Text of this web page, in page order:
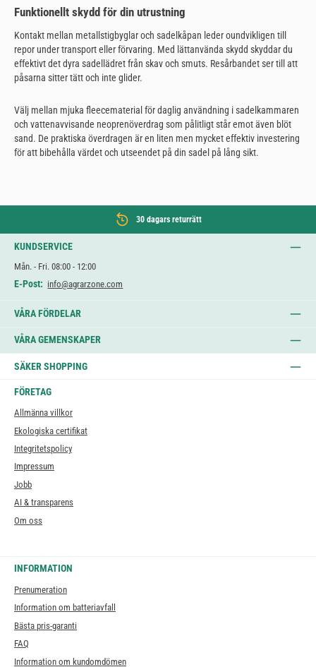
Funktionellt skydd för din utrustning
Kontakt mellan metallstigbyglar och sadelkåpan leder oundvikligen till
repor under transport eller förvaring. Med lättanvända skydd skyddar du
effektivt det dyra sadellädret från skav och smuts. Resårbandet ser till att
påsarna sitter tätt och inte glider.
Välj mellan mjuka fleecematerial för daglig användning i sadelkammaren
och vattenavvisande neoprenöverdrag som pålitligt står emot även blöt
sand. De praktiska överdragen är en liten men mycket effektiv investering
för att bibehålla värdet och utseendet på din sadel på lång sikt.
30 dagars returrätt
KUNDSERVICE
Mån. - Fri. 08:00 - 12:00
E-Post: info@agrarzone.com
VÅRA FÖRDELAR
VÅRA GEMENSKAPER
SÄKER SHOPPING
FÖRETAG
Allmänna villkor
Ekologiska certifikat
Integritetspolicy
Impressum
Jobb
AI & transparens
Om oss
INFORMATION
Prenumeration
Information om batteriavfall
Bästa pris-garanti
FAQ
Information om kundomdömen